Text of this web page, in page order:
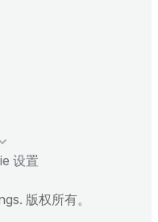
设置
版权所有。